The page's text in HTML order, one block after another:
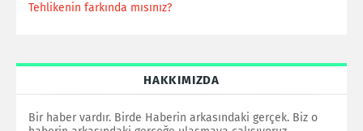
Tehlikenin farkında mısınız?
HAKKIMIZDA
Bir haber vardır. Birde Haberin arkasındaki gerçek. Biz o